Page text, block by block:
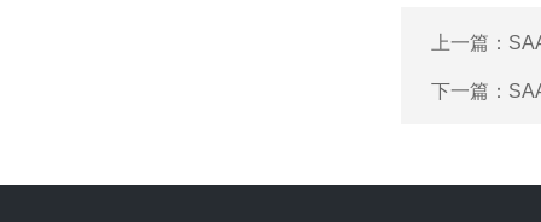
上一篇：
下一篇：